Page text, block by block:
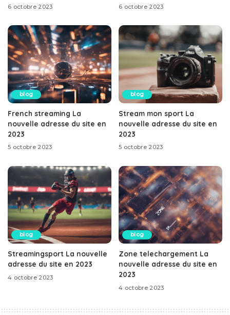
6 octobre 2023 6 octobre 2023
blog
French streaming La
nouvelle adresse du site en
2023
5 octobre 2023
blog
Stream mon sport La
nouvelle adresse du site en
2023
5 octobre 2023
blog
Streamingsport La nouvelle
adresse du site en 2023
4 octobre 2023
blog
Zone telechargement La
nouvelle adresse du site en
2023
4 octobre 2023